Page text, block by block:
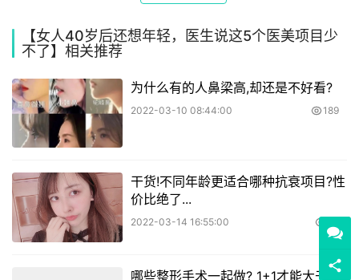
小拉皮
总之，想年轻的医美抗衰项目比较多，前提得根据自己情况
来衡量和选择，切忌跟风和盲目，以免走了弯路。
阅读 ()
【女人40岁后还想年轻，医生说这5个医美项目少
不了】相关推荐
为什么有的人鼻梁高,却还是不好看?